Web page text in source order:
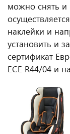
можно снять и
наклейки и
установить и
сертификат
ECE R44/04 и